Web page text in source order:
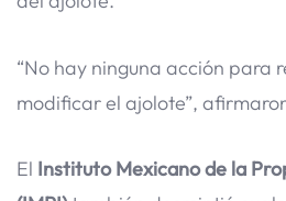
“No hay ninguna acción para
modificar el ajolote”,
El Instituto Mexicano de la